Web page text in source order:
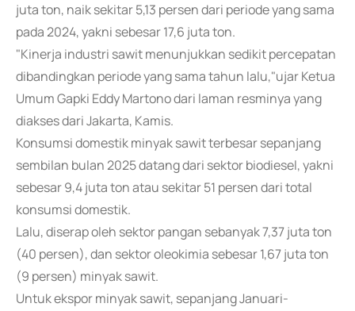
juta ton, naik sekitar 5,13 persen dari periode yang sama
pada 2024, yakni sebesar 17,6 juta ton.
"Kinerja industri sawit menunjukkan sedikit percepatan
dibandingkan periode yang sama tahun lalu,"ujar Ketua
Umum Gapki Eddy Martono dari laman resminya yang
diakses dari Jakarta, Kamis.
Konsumsi domestik minyak sawit terbesar sepanjang
sembilan bulan 2025 datang dari sektor biodiesel, yakni
sebesar 9,4 juta ton atau sekitar 51 persen dari total
konsumsi domestik.
Lalu, diserap oleh sektor pangan sebanyak 7,37 juta ton
(40 persen), dan sektor oleokimia sebesar 1,67 juta ton
(9 persen) minyak sawit.
Untuk ekspor minyak sawit, sepanjang Januari-